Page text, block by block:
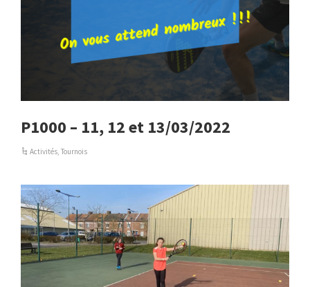
P1000 – 11, 12 et 13/03/2022
Activités,Tournois